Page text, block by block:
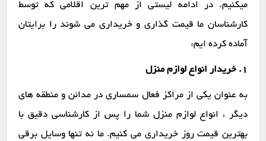
میکنیم. در ادامه لیستی از مهم ترین اقلامی که توسط
کارشناسان ما قیمت گذاری و خریداری می شوند را برایتان
آماده کرده ایم:
1. خریدار انواع لوازم منزل
به عنوان یکی از مراکز فعال سمساری در مدائن و منطقه های
دیگر ، انواع لوازم منزل شما را پس از کارشناسی دقیق با
بهترین قیمت روز خریداری می کنیم. ما نه تنها وسایل برقی